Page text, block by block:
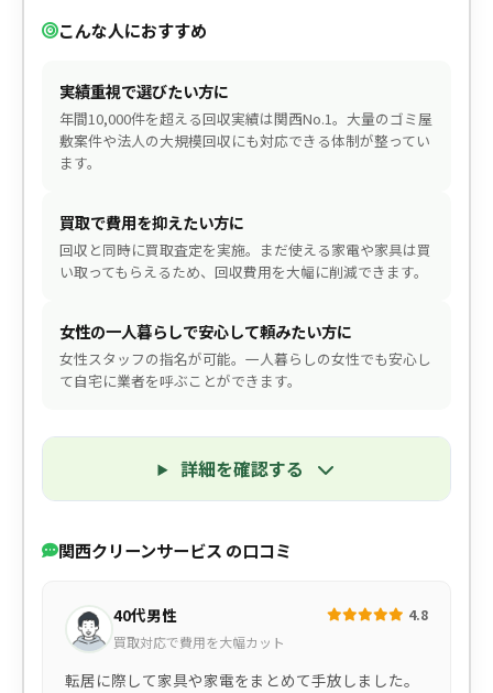
こんな人におすすめ
実績重視で選びたい方に
年間10,000件を超える回収実績は関西No.1。大量のゴミ屋
敷案件や法人の大規模回収にも対応できる体制が整ってい
ます。
買取で費用を抑えたい方に
回収と同時に買取査定を実施。まだ使える家電や家具は買
い取ってもらえるため、回収費用を大幅に削減できます。
女性の一人暮らしで安心して頼みたい方に
女性スタッフの指名が可能。一人暮らしの女性でも安心し
て自宅に業者を呼ぶことができます。
詳細を確認する
関西クリーンサービス の口コミ
40代男性
買取対応で費用を大幅カット
4.8
転居に際して家具や家電をまとめて手放しました。